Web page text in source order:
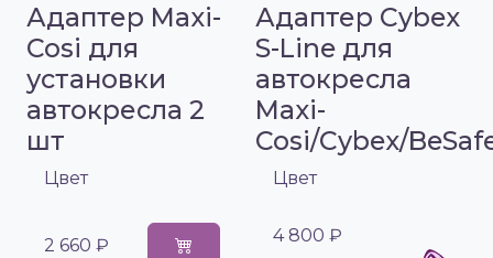
Адаптер Maxi-
Cosi для
установки
автокресла 2
шт
Цвет
2 660 ₽
Адаптер Cybex
S-Line для
автокресла
Maxi-
Cosi/Cybex/
Цвет
4 800 ₽